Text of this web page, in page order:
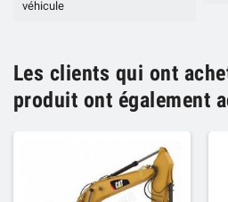
véhicule
Les clients qui ont
produit ont également